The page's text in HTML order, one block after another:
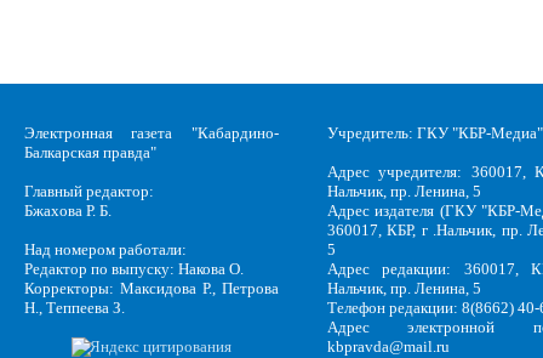
Электронная газета "Кабардино-
Балкарская правда"
Главный редактор:
Бжахова Р. Б.
Над номером работали:
Редактор по выпуску: Накова О.
Корректоры: Максидова Р., Петрова
Н., Теппеева З.
Учредитель: ГКУ "КБР-Медиа"
Адрес учредителя: 360017,
Нальчик, пр. Ленина, 5
Адрес издателя (ГКУ "КБР-
360017, КБР, г .Нальчик, пр.
5
Адрес редакции: 360017,
Нальчик, пр. Ленина, 5
Телефон редакции: 8(8662)
Адрес электронной
kbpravda@mail.ru